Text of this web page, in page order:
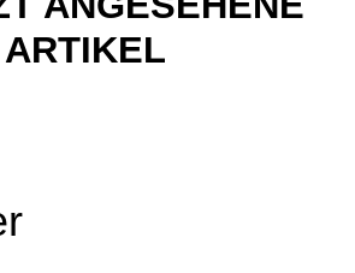
ARTIKEL